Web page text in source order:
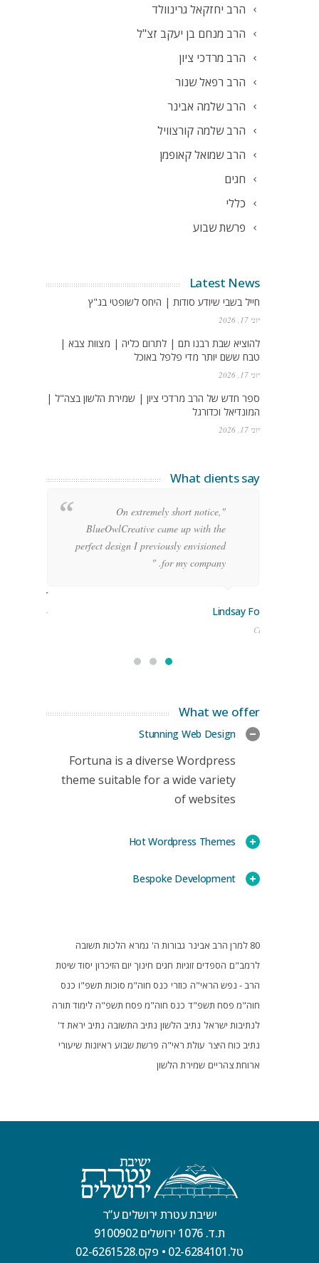
הרב יחזקאל גרינוולד
הרב מנחם בן יעקב זצ"ל
הרב מרדכי ציון
הרב רפאל שנור
הרב שלמה אבינר
הרב שלמה קורצוויל
הרב שמואל קאופמן
חגים
כללי
פרשת שבוע
Latest News
חייל בשבי שיודע סודות | היחס לשופטי בג"ץ
יוני 17, 2026
להוציא שבת רבנו תם | לתרום כליה | מצוות צבא |
טבח ששם יותר מדי פלפל באוכל
יוני 17, 2026
ספר חדש של הרב מרדכי ציון | שמירת הלשון בצה"ל |
המונדיאל וכדורגל
יוני 17, 2026
What clients say
"On extremely short notice,
BlueOwlCreative came up with the
perfect design I previously envisioned
for my company. "
Lindsay Ford
CEO
Stoner
Manager
What we offer
Stunning Web Design
Fortuna is a diverse Wordpress
theme suitable for a wide variety
of websites
Hot Wordpress Themes
Bespoke Development
80 למרן הרב אבינר גבורות ה' גמרא הלכות תשובה
לרמב"ם הספדים זוגיות חגים חינוך יום הזיכרון יסוד שיטת
הרב - נפש הראי"ה כוזרי כנס חוה"מ סוכות תשפ"ו כנס
חוה"מ פסח תשפ"ד כנס חוה"מ פסח תשפ"ה לימוד תורה
לנתיבות ישראל נתיב הלשון נתיב התשובה נתיב יראת ד'
נתיב כוח היצר עולת ראי"ה פרשת שבוע ראיונות שיעורי
ארוחת צהריים שמירת הלשון
ישיבת עטרת ירושלים ע”ר
ת.ד. 1076 ירושלים 9100902
טל.02-6284101
• פקס.02-6261528